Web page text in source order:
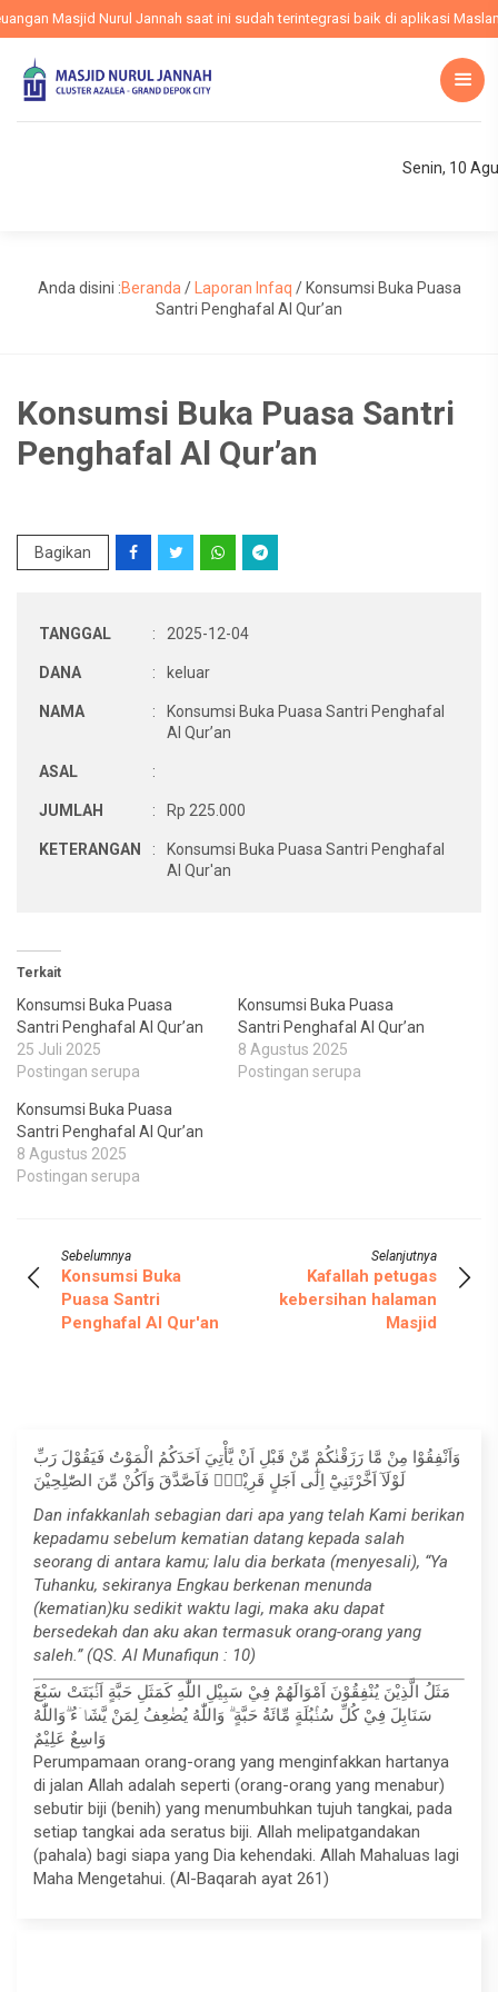
Masjid Nurul Jannah saat ini sudah terintegrasi baik di aplikasi
Senin, 10
Anda disini :Beranda / Laporan Infaq / Konsumsi Buka Puasa
Santri Penghafal Al Qur’an
Konsumsi Buka Puasa Santri
Penghafal Al Qur’an
Bagikan
TANGGAL : 2025-12-04
DANA : keluar
NAMA :
Konsumsi Buka Puasa Santri Penghafal
Al Qur’an
ASAL :
JUMLAH : Rp 225.000
KETERANGAN :
Konsumsi Buka Puasa Santri Penghafal
Al Qur'an
Terkait
Konsumsi Buka Puasa
Santri Penghafal Al Qur’an
25 Juli 2025
Postingan serupa
Konsumsi Buka Puasa
Santri Penghafal Al Qur’an
8 Agustus 2025
Postingan serupa
Konsumsi Buka Puasa
Santri Penghafal Al Qur’an
8 Agustus 2025
Postingan serupa
Sebelumnya
Konsumsi Buka
Puasa Santri
Penghafal Al Qur'an
Selanjutnya
Kafallah petugas
kebersihan halaman
Masjid
وَاَنْفِقُوْا مِنْ مَّا رَزَقْنٰكُمْ مِّنْ قَبْلِ اَنْ يَّأْتِيَ اَحَدَكُمُ الْمَوْتُ فَيَقُوْلَ رَبِّ
لَوْلَآ اَخَّرْتَنِيْٓ اِلٰٓى اَجَلٍ قَرِيْبٍۚ فَاَصَّدَّقَ وَاَكُنْ مِّنَ الصّٰلِحِيْنَ
Dan infakkanlah sebagian dari apa yang telah Kami berikan
kepadamu sebelum kematian datang kepada salah
seorang di antara kamu; lalu dia berkata (menyesali), “Ya
Tuhanku, sekiranya Engkau berkenan menunda
(kematian)ku sedikit waktu lagi, maka aku dapat
bersedekah dan aku akan termasuk orang-orang yang
saleh.” (QS. Al Munafiqun : 10)
مَثَلُ الَّذِيْنَ يُنْفِقُوْنَ اَمْوَالَهُمْ فِيْ سَبِيْلِ اللّٰهِ كَمَثَلِ حَبَّةٍ اَنْۢبَتَتْ سَبْعَ
سَنَابِلَ فِيْ كُلِّ سُنْۢبُلَةٍ مِّائَةُ حَبَّةٍ ۗ وَاللّٰهُ يُضٰعِفُ لِمَنْ يَّشَاۤءُ ۗوَاللّٰهُ
وَاسِعٌ عَلِيْمٌ
Perumpamaan orang-orang yang menginfakkan hartanya
di jalan Allah adalah seperti (orang-orang yang menabur)
sebutir biji (benih) yang menumbuhkan tujuh tangkai, pada
setiap tangkai ada seratus biji. Allah melipatgandakan
(pahala) bagi siapa yang Dia kehendaki. Allah Mahaluas lagi
Maha Mengetahui. (Al-Baqarah ayat 261)